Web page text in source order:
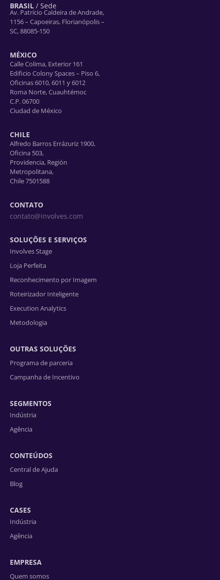
BRASIL / Sede
Av. Patrício Caldeira de Andrade,
1156 – Capoeiras, Florianópolis –
SC, 88085-150
MÉXICO
Calle Colima, Exterior 161
Edificio Colony Spaces – Piso 6,
Oficinas 6010, 6011 y 6012
Roma Norte, Cuauhtémoc
C.P. 06700
Ciudad de México
CHILE
Alfredo Barros Errázuriz 1900,
Oficina 503,
Providencia, Región
Metropolitana,
Chile 7501588
CONTATO
contato@involves.com
SOLUÇÕES E SERVIÇOS
Involves Stage
Loja Perfeita
Reconhecimento por Imagem
Roteirizador Inteligente
Execution Analytics
Metodologia
OUTRAS SOLUÇÕES
Programa de parceria
Campanha de Incentivo
SEGMENTOS
Indústria
Agência
CONTEÚDOS
Central de Ajuda
Blog
CASES
Indústria
Agência
EMPRESA
Quem somos